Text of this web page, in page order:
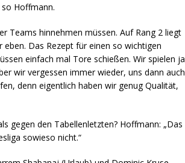
Hoffmann.
Teams hinnehmen müssen. Auf Rang 2 liegt
Das Rezept für einen so wichtigen
einfach mal Tore schießen. Wir spielen ja
wir vergessen immer wieder, uns dann auch
denn eigentlich haben wir genug Qualität,
gegen den Tabellenletzten? Hoffmann: „Das
sowieso nicht.“